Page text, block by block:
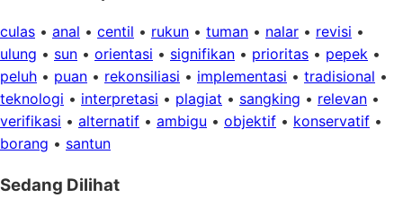
culas • anal • centil • rukun • tuman • nalar • revisi •
ulung • sun • orientasi • signifikan • prioritas • pepek •
peluh • puan • rekonsiliasi • implementasi • tradisional •
teknologi • interpretasi • plagiat • sangking • relevan •
verifikasi • alternatif • ambigu • objektif • konservatif •
borang • santun
Sedang Dilihat